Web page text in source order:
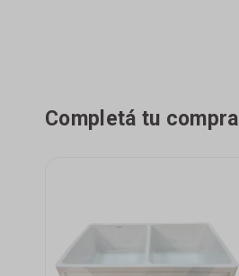
Completá tu compra